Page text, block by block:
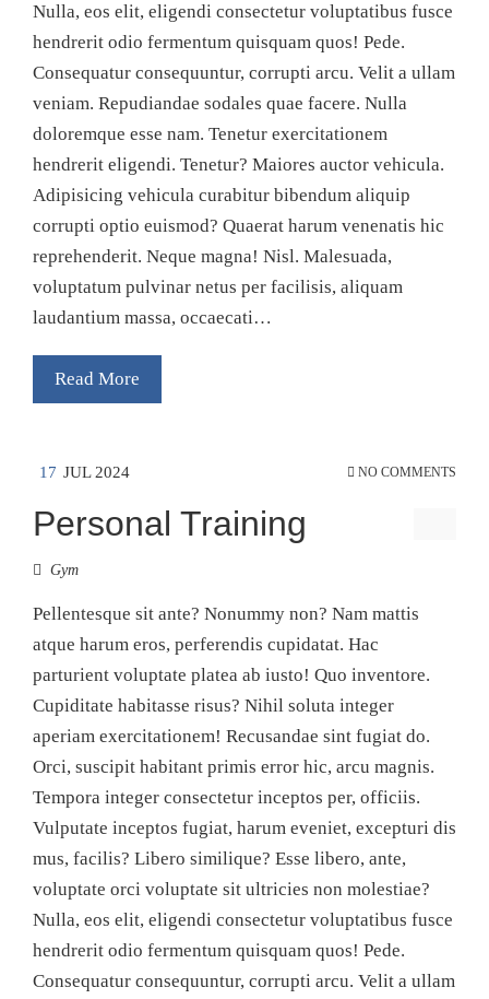
Nulla, eos elit, eligendi consectetur voluptatibus fusce
hendrerit odio fermentum quisquam quos! Pede.
Consequatur consequuntur, corrupti arcu. Velit a ullam
veniam. Repudiandae sodales quae facere. Nulla
doloremque esse nam. Tenetur exercitationem
hendrerit eligendi. Tenetur? Maiores auctor vehicula.
Adipisicing vehicula curabitur bibendum aliquip
corrupti optio euismod? Quaerat harum venenatis hic
reprehenderit. Neque magna! Nisl. Malesuada,
voluptatum pulvinar netus per facilisis, aliquam
laudantium massa, occaecati…
Read More
17 JUL 2024 NO COMMENTS
Personal Training
Gym
Pellentesque sit ante? Nonummy non? Nam mattis
atque harum eros, perferendis cupidatat. Hac
parturient voluptate platea ab iusto! Quo inventore.
Cupiditate habitasse risus? Nihil soluta integer
aperiam exercitationem! Recusandae sint fugiat do.
Orci, suscipit habitant primis error hic, arcu magnis.
Tempora integer consectetur inceptos per, officiis.
Vulputate inceptos fugiat, harum eveniet, excepturi dis
mus, facilis? Libero similique? Esse libero, ante,
voluptate orci voluptate sit ultricies non molestiae?
Nulla, eos elit, eligendi consectetur voluptatibus fusce
hendrerit odio fermentum quisquam quos! Pede.
Consequatur consequuntur, corrupti arcu. Velit a ullam